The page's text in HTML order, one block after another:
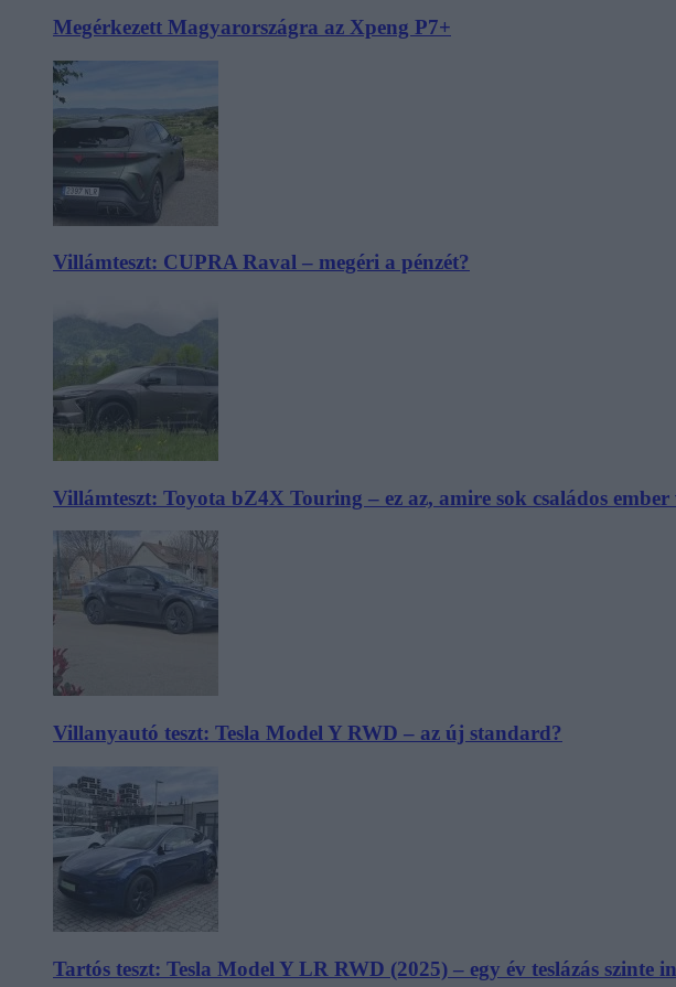
Megérkezett Magyarországra az Xpeng P7+
Villámteszt: CUPRA Raval – megéri a pénzét?
Villámteszt: Toyota bZ4X Touring – ez az, amire sok családos
Villanyautó teszt: Tesla Model Y RWD – az új standard?
Tartós teszt: Tesla Model Y LR RWD (2025) – egy év teslázás szinte